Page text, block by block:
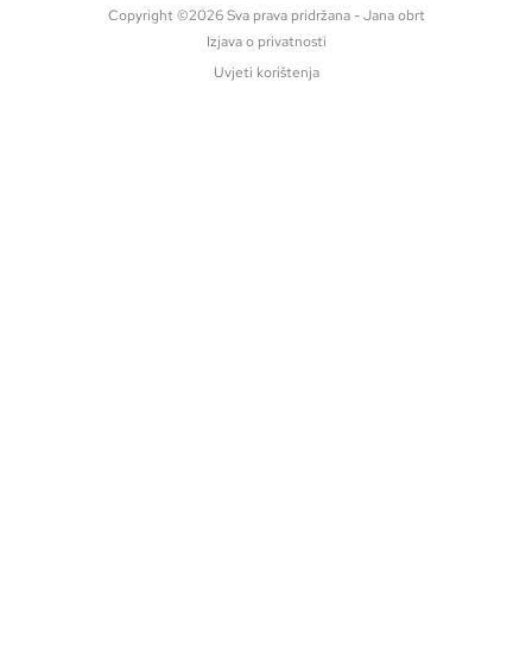
Copyright ©2026 Sva prava pridržana - Jana obrt
Izjava o privatnosti
Uvjeti korištenja